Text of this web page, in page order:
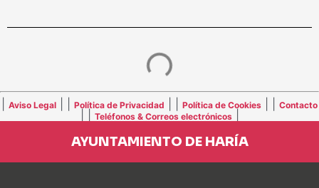
Aviso Legal Política de Privacidad Política de Cookies Contacto
Teléfonos & Correos electrónicos|
AYUNTAMIENTO DE HARÍA